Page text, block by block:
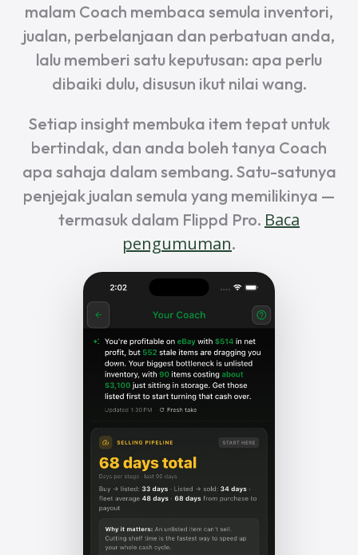
malam Coach membaca semula inventori,
jualan, perbelanjaan dan perbatuan anda,
lalu memberi satu keputusan: apa perlu
dibaiki dulu, disusun ikut nilai wang.
Setiap insight membuka item tepat untuk
bertindak, dan anda boleh tanya Coach
apa sahaja dalam sembang. Satu-satunya
penjejak jualan semula yang memilikinya —
termasuk dalam Flippd Pro. Baca
pengumuman.